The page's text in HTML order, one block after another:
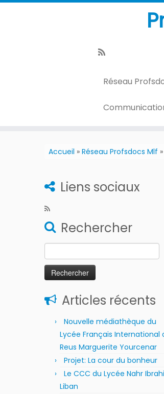
Réseau
Accueil » Réseau Profsdocs Mlf »
Liens sociaux
Rechercher
Articles récents
Nouvelle médiathèque du
Lycée Français International
Reus Marguerite Yourcenar
Projet: La cour du bonheur
Le CCC du Lycée Nahr
Liban